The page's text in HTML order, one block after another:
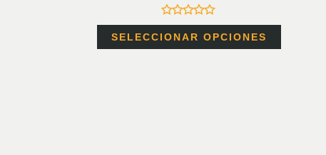
Valorado
con
SELECCIONAR OPCIONES